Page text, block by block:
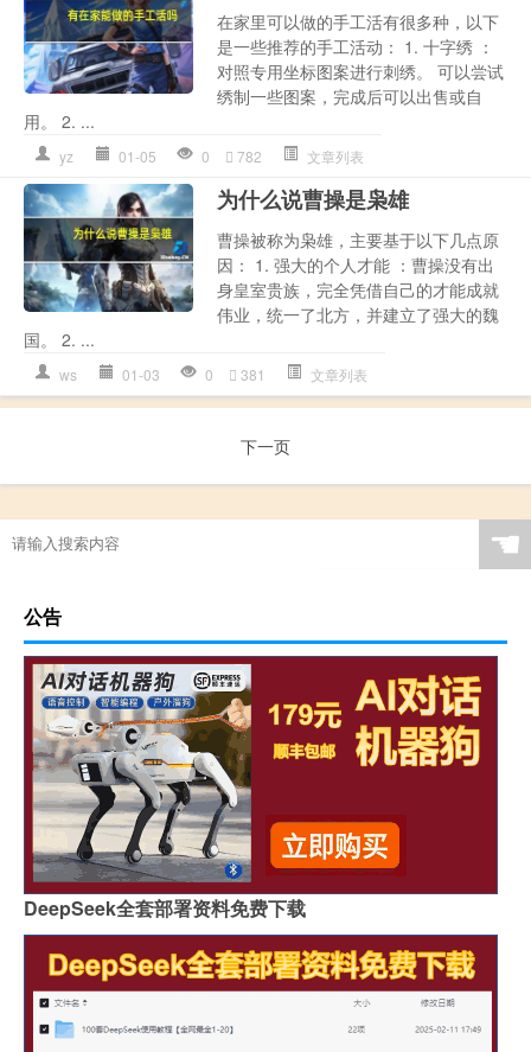
在家里可以做的手工活有很多种，以下
是一些推荐的手工活动： 1. 十字绣 ：
对照专用坐标图案进行刺绣。 可以尝试
绣制一些图案，完成后可以出售或自
用。 2. ...
yz 01-05 0 782 文章列表
为什么说曹操是枭雄
曹操被称为枭雄，主要基于以下几点原
因： 1. 强大的个人才能 ：曹操没有出
身皇室贵族，完全凭借自己的才能成就
伟业，统一了北方，并建立了强大的魏
国。 2. ...
ws 01-03 0 381 文章列表
下一页
☚
公告
DeepSeek全套部署资料免费下载